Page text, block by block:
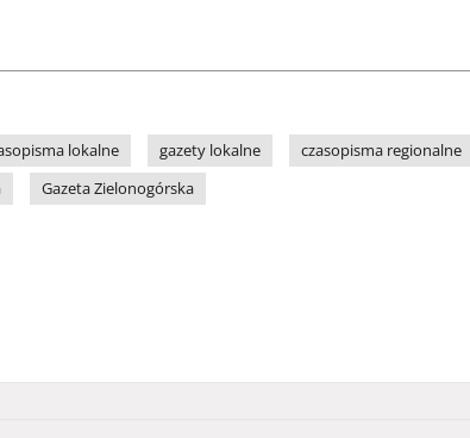
lokalne gazety lokalne
czasopisma regionalne
Gazeta Zielonogórska